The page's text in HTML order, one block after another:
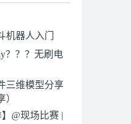
机器人入门
？？？无刷电
三维模型分享
）
】@现场比赛 |